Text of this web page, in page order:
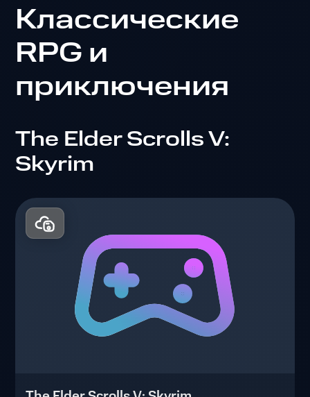
Классические
RPG и
приключения
The Elder Scrolls V:
Skyrim